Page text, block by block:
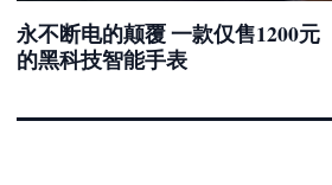
永不断电的颠覆 一款仅售1200元
的黑科技智能手表